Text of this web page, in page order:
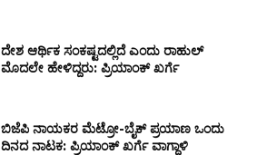
ದೇಶ ಆರ್ಥಿಕ ಸಂಕಷ್ಟದಲ್ಲಿದೆ ಎಂದು ರಾಹುಲ್
ಮೊದಲೇ ಹೇಳಿದ್ದರು: ಪ್ರಿಯಾಂಕ್ ಖರ್ಗೆ
ಬಿಜೆಪಿ ನಾಯಕರ ಮೆಟ್ರೋ-ಬೈಕ್ ಪ್ರಯಾಣ ಒಂದು
ದಿನದ ನಾಟಕ: ಪ್ರಿಯಾಂಕ್ ಖರ್ಗೆ ವಾಗ್ದಾಳಿ